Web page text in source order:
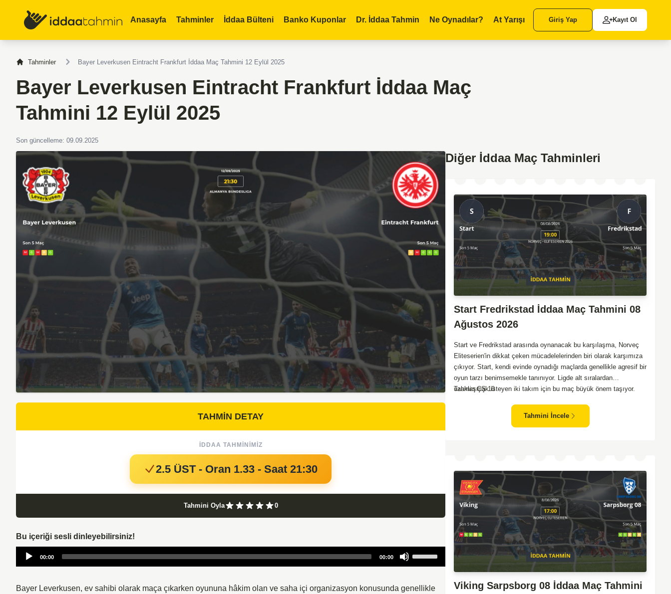
Anasayfa Tahminler İddaa Bülteni Banko Kuponlar Dr. İddaa Tahmin Ne Oynadılar? At Yarışı Giriş Yap Kayıt Ol
Tahminler Bayer Leverkusen Eintracht Frankfurt İddaa Maç Tahmini 12 Eylül 2025
Bayer Leverkusen Eintracht Frankfurt İddaa Maç
Tahmini 12 Eylül 2025
Son güncelleme: 09.09.2025
TAHMİN DETAY
İDDAA TAHMINIMIZ
2.5 ÜST - Oran 1.33 - Saat 21:30
Tahmini Oyla 0
Bu içeriği sesli dinleyebilirsiniz!
Audio
00:00 00:00
keys
Bayer Leverkusen, ev sahibi olarak maça çıkarken oyununa hâkim olan ve saha içi organizasyon konusunda genellikle
Diğer İddaa Maç Tahminleri
Start Fredrikstad İddaa Maç Tahmini 08
Ağustos 2026
Start ve Fredrikstad arasında oynanacak bu karşılaşma, Norveç
Eliteserien'in dikkat çeken mücadelelerinden biri olarak karşımıza
çıkıyor. Start, kendi evinde oynadığı maçlarda genellikle agresif bir
oyun tarzı benimsemekle tanınıyor. Ligde alt sıralardan
uzaklaşmak isteyen iki takım için bu maç büyük önem taşıyor.
biliniyor. Bu durum, ev sahibi Start'a karşı mücadelede zorluk
çıkartabilir. Maçın temposunun yüksek olacağını ve her iki takımın
Tahmin ÇŞ 10
Tahmini İncele
Viking Sarpsborg 08 İddaa Maç Tahmini